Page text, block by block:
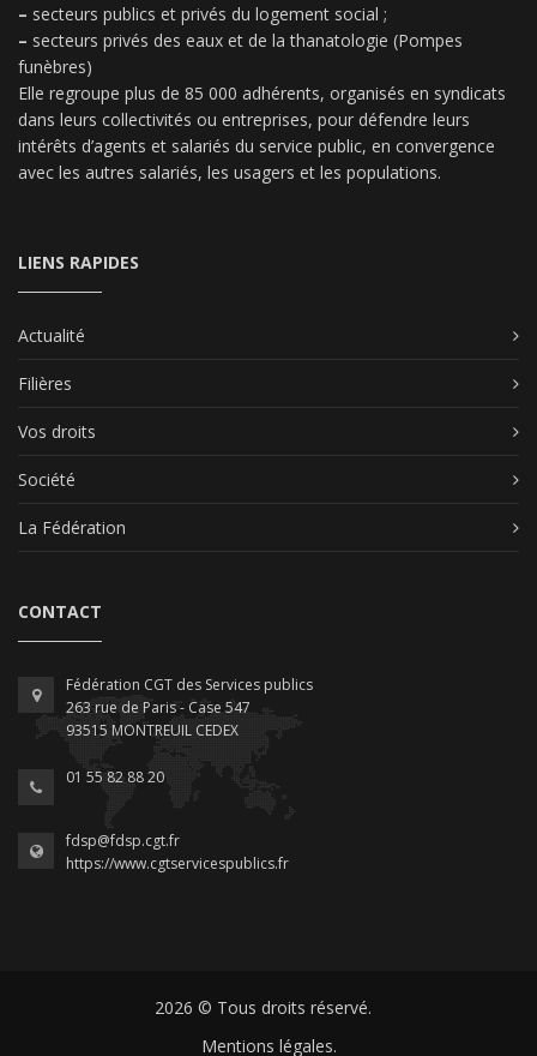
– secteurs publics et privés du logement social ;
– secteurs privés des eaux et de la thanatologie (Pompes
funèbres)
Elle regroupe plus de 85 000 adhérents, organisés en syndicats
dans leurs collectivités ou entreprises, pour défendre leurs
intérêts d’agents et salariés du service public, en convergence
avec les autres salariés, les usagers et les populations.
LIENS RAPIDES
Actualité
Filières
Vos droits
Société
La Fédération
CONTACT
Fédération CGT des Services publics
263 rue de Paris - Case 547
93515 MONTREUIL CEDEX
01 55 82 88 20
fdsp@fdsp.cgt.fr
https://www.cgtservicespublics.fr
2026 © Tous droits réservé.
Mentions légales.